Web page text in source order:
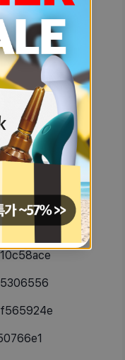
-62c0e29e
-589a59c5
-555fc193
-e783dc0
-7dcdaeea
-ac309760
-67f0596a
-4973733c
10c58ace
-f565924e